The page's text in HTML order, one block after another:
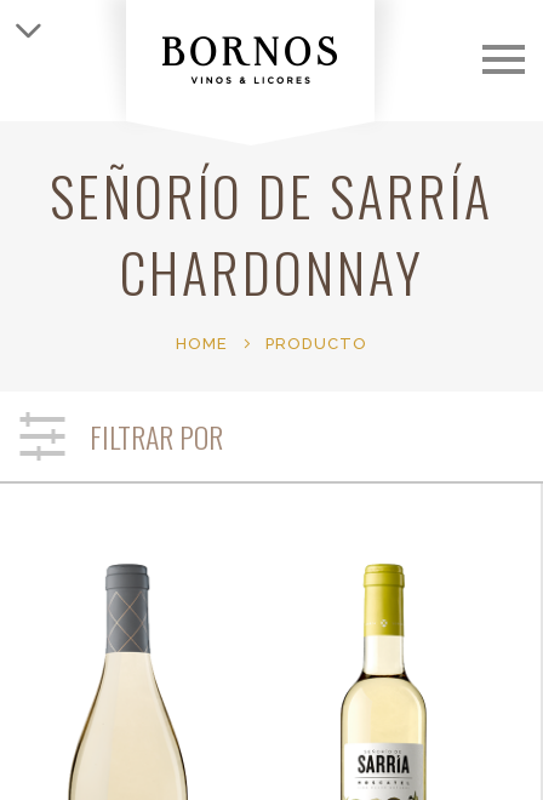
QUIÉNES SOMOS
LAS BODEGAS
CONTACTO
SEÑORÍO DE SARRÍA
CHARDONNAY
HOME PRODUCTO
FILTRAR POR